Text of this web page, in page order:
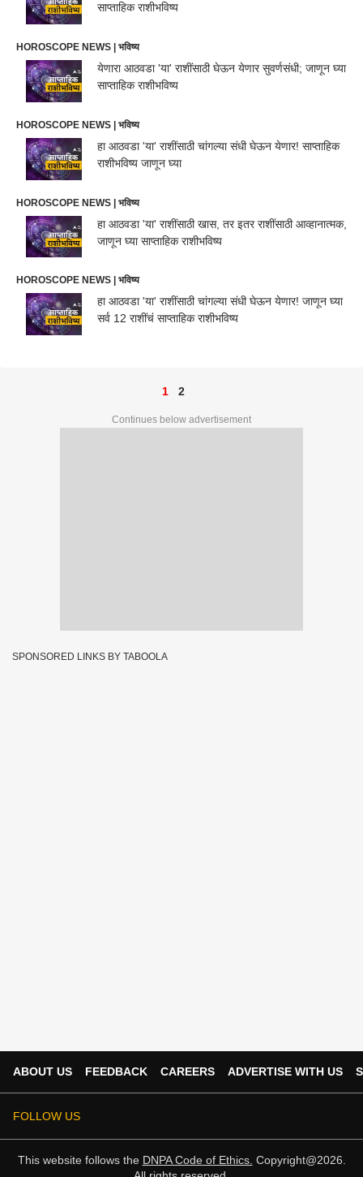
साप्ताहिक राशीभविष्य
HOROSCOPE NEWS | भविष्य
येणारा आठवडा 'या' राशींसाठी घेऊन येणार सुवर्णसंधी; जाणून घ्या
साप्ताहिक राशीभविष्य
HOROSCOPE NEWS | भविष्य
हा आठवडा 'या' राशींसाठी चांगल्या संधी घेऊन येणार! साप्ताहिक
राशीभविष्य जाणून घ्या
HOROSCOPE NEWS | भविष्य
हा आठवडा 'या' राशींसाठी खास, तर इतर राशींसाठी आव्हानात्मक,
जाणून घ्या साप्ताहिक राशीभविष्य
HOROSCOPE NEWS | भविष्य
हा आठवडा 'या' राशींसाठी चांगल्या संधी घेऊन येणार! जाणून घ्या
सर्व 12 राशींचं साप्ताहिक राशीभविष्य
1 2
Continues below advertisement
SPONSORED LINKS BY TABOOLA
ABOUT US FEEDBACK CAREERS ADVERTISE WITH US
FOLLOW US
This website follows the DNPA Code of Ethics. Copyright@2026.